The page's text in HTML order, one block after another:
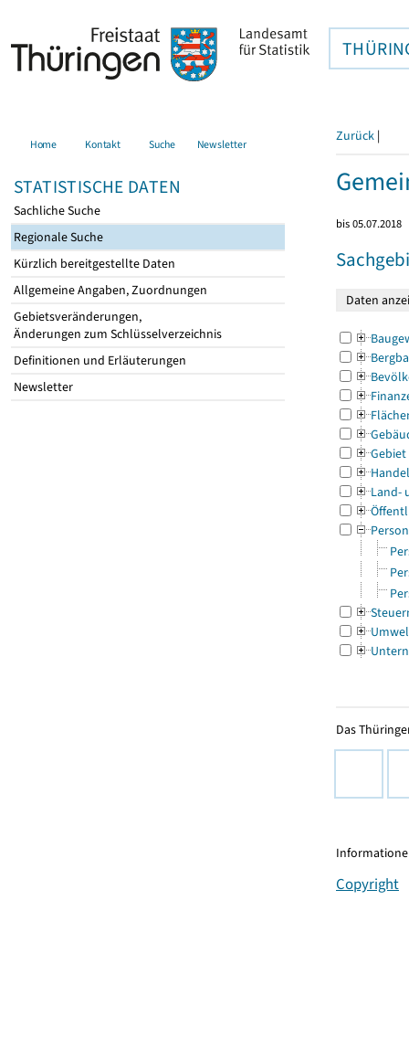
Home Kontakt Suche Newsletter
STATISTISCHE DATEN
Sachliche Suche
Regionale Suche
Kürzlich bereitgestellte Daten
Allgemeine Angaben, Zuordnungen
Gebietsveränderungen,
Änderungen zum Schlüsselverzeichnis
Definitionen und Erläuterungen
Newsletter
Zurück |
bis 05.07.2018
Gebiet
Land-
Das
Copyright